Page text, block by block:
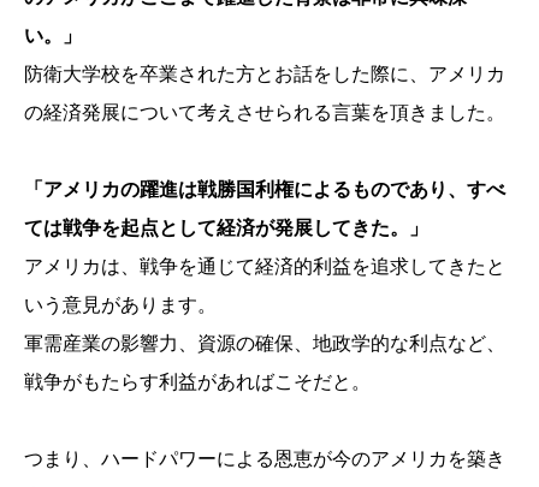
い。」
防衛大学校を卒業された方とお話をした際に、アメリカ
の経済発展について考えさせられる言葉を頂きました。
「アメリカの躍進は戦勝国利権によるものであり、すべ
ては戦争を起点として経済が発展してきた。」
アメリカは、戦争を通じて経済的利益を追求してきたと
いう意見があります。
軍需産業の影響力、資源の確保、地政学的な利点など、
戦争がもたらす利益があればこそだと。
つまり、ハードパワーによる恩恵が今のアメリカを築き